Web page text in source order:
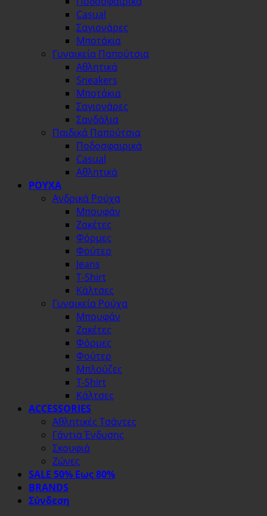
Casual
Σαγιονάρες
Μποτάκια
Γυναικεία Παπούτσια
Αθλητικά
Sneakers
Μποτάκια
Σαγιονάρες
Σανδάλια
Παιδικά Παπούτσια
Ποδοσφαιρικά
Casual
Αθλητικά
ΡΟΥΧΑ
Ανδρικά Ρούχα
Μπουφάν
Ζακέτες
Φόρμες
Φούτερ
Jeans
T-Shirt
Κάλτσες
Γυναικεία Ρούχα
Μπουφάν
Ζακέτες
Φόρμες
Φούτερ
Μπλούζες
T-Shirt
Κάλτσες
ACCESSORIES
Αθλητικές Τσάντες
Γάντια Ένδυσης
Σκουφιά
Ζώνες
SALE 50% Εως 80%
BRANDS
Σύνδεση